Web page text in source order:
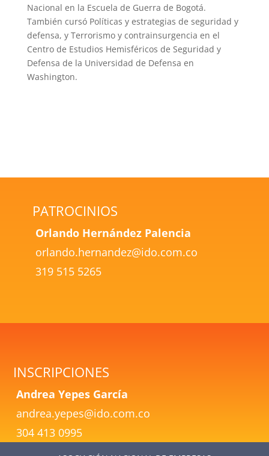
Nacional en la Escuela de Guerra de Bogotá.
También cursó Políticas y estrategias de seguridad y
defensa, y Terrorismo y contrainsurgencia en el
Centro de Estudios Hemisféricos de Seguridad y
Defensa de la Universidad de Defensa en
Washington.
PATROCINIOS
Orlando Hernández Palencia
orlando.hernandez@ido.com.co
319 515 5265
INSCRIPCIONES
Andrea Yepes García
andrea.yepes@ido.com.co
304 413 0995